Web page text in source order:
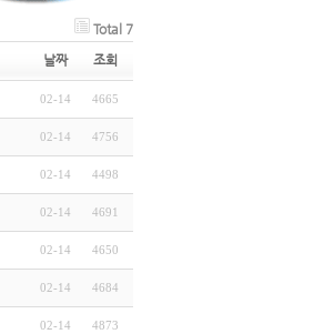
Total 7
날짜 조회
02-14 4665
02-14 4756
02-14 4498
02-14 4691
02-14 4650
02-14 4684
02-14 4873